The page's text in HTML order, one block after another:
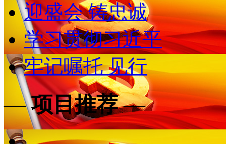
迎盛会 铸忠诚
学习贯彻习近平
牢记嘱托 见行
— 项目推荐 —